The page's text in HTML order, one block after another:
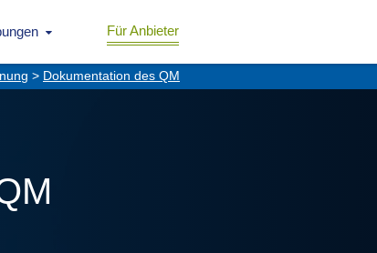
Für Anbieter
> Dokumentation des QM